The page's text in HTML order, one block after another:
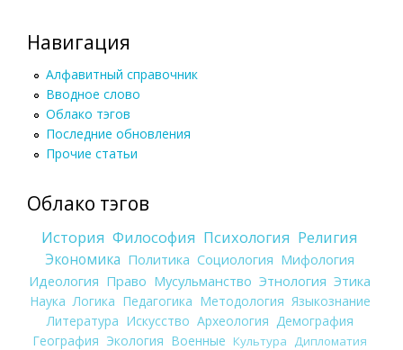
Навигация
Алфавитный справочник
Вводное слово
Облако тэгов
Последние обновления
Прочие статьи
Облако тэгов
История Философия Психология Религия
Экономика Политика Социология Мифология
Идеология Право Мусульманство Этнология Этика
Наука Логика Педагогика Методология Языкознание
Литература Искусство Археология Демография
География Экология Военные Культура
Дипломатия